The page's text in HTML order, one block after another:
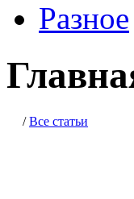
Разное
/Все статьи